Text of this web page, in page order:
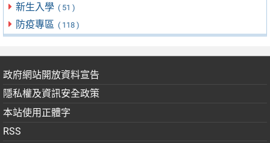
新生入學 ( 51 )
防疫專區 ( 118 )
政府網站開放資料宣告
隱私權及資訊安全政策
本站使用正體字
RSS